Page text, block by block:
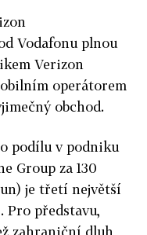
Vodafonu plnou
Verizon
operátorem
obchod.
podílu v podniku
Group za 130
je třetí největší
představu,
zahraniční dluh